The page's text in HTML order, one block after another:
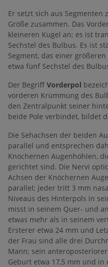
Er setzt sich aus
Größe zusammen. Das
kleineren Kugel an; es ist
Sechstel des Bulbus. Es ist
Segment, das einer
etwa fünf Sechstel des
Der Begriff Vorderpol
vorderen Krümmung des
den Zentralpunkt seiner
beide Pole verbindet, bildet
Die Sehachsen der beiden
parallel und entsprechen
Knöchernen Augenhöhlen,
gerichtet sind. Die Nervi
Achsen der Knöchernen
parallel; jeder tritt 3 mm
Niveaus des Hinterpols in
misst in seinem Quer- und
etwas mehr als in seinem
Ersterer etwa 24 mm und
der Frau sind alle drei
Mann; sein
Geburt etwa 17,5 mm und